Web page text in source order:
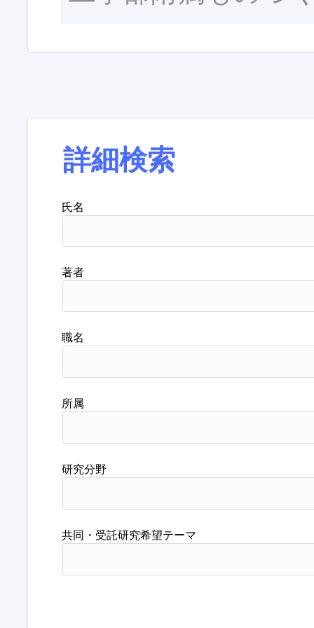
詳細検索
氏名
著者
職名
所属
研究分野
共同・受託研究希望テーマ